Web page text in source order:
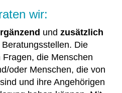
wir:
und zusätzlich
Die
die Menschen
oder Menschen, die von
und ihre Angehörigen